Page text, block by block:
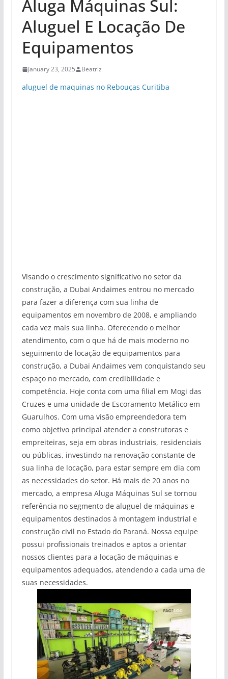
Aluga Máquinas Sul:
Aluguel E Locação De
Equipamentos
January 23, 2025 Beatriz
aluguel de maquinas no Rebouças Curitiba
Visando o crescimento significativo no setor da
construção, a Dubai Andaimes entrou no mercado
para fazer a diferença com sua linha de
equipamentos em novembro de 2008, e ampliando
cada vez mais sua linha. Oferecendo o melhor
atendimento, com o que há de mais moderno no
seguimento de locação de equipamentos para
construção, a Dubai Andaimes vem conquistando seu
espaço no mercado, com credibilidade e
competência. Hoje conta com uma filial em Mogi das
Cruzes e uma unidade de Escoramento Metálico em
Guarulhos. Com uma visão empreendedora tem
como objetivo principal atender a construtoras e
empreiteiras, seja em obras industriais, residenciais
ou públicas, investindo na renovação constante de
sua linha de locação, para estar sempre em dia com
as necessidades do setor. Há mais de 20 anos no
mercado, a empresa Aluga Máquinas Sul se tornou
referência no segmento de aluguel de máquinas e
equipamentos destinados à montagem industrial e
construção civil no Estado do Paraná. Nossa equipe
possui profissionais treinados e aptos a orientar
nossos clientes para a locação de máquinas e
equipamentos adequados, atendendo a cada uma de
suas necessidades.